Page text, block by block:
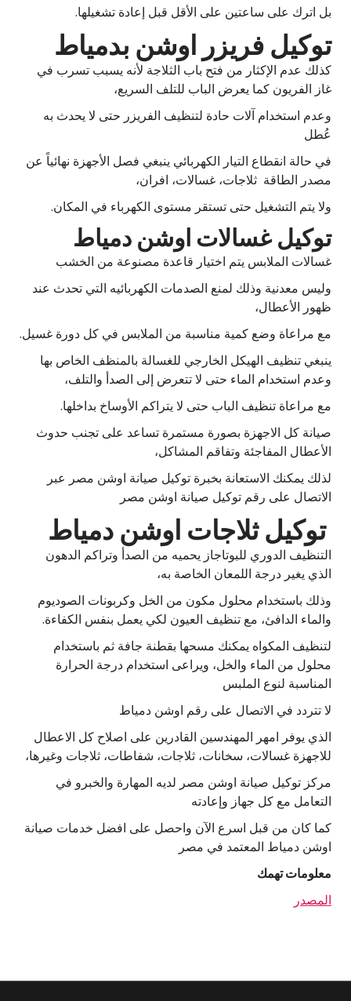
بل اترك على ساعتين على الأقل قبل إعادة تشغيلها.
توكيل فريزر اوشن بدمياط
كذلك عدم الإكثار من فتح باب الثلاجة لأنه يسبب تسرب في
غاز الفريون كما يعرض الباب للتلف السريع،
وعدم استخدام آلات حادة لتنظيف الفريزر حتى لا يحدث به
عُطل
في حالة انقطاع التيار الكهربائي ينبغي فصل الأجهزة نهائياً عن
مصدر الطاقة ثلاجات، غسالات، افران،
ولا يتم التشغيل حتى تستقر مستوى الكهرباء في المكان.
توكيل غسالات اوشن دمياط
غسالات الملابس يتم اختيار قاعدة مصنوعة من الخشب
وليس معدنية وذلك لمنع الصدمات الكهربائيه التي تحدث عند
ظهور الأعطال،
مع مراعاة وضع كمية مناسبة من الملابس في كل دورة غسيل.
ينبغي تنظيف الهيكل الخارجي للغسالة بالمنظف الخاص بها
وعدم استخدام الماء حتى لا تتعرض إلى الصدأ والتلف،
مع مراعاة تنظيف الباب حتى لا يتراكم الأوساخ بداخلها.
صيانة كل الاجهزة بصورة مستمرة تساعد على تجنب حدوث
الأعطال المفاجئة وتفاقم المشاكل،
لذلك يمكنك الاستعانة بخبرة توكيل صيانة اوشن مصر عبر
الاتصال على رقم توكيل صيانة اوشن مصر
توكيل ثلاجات اوشن دمياط
التنظيف الدوري للبوتاجاز يحميه من الصدأ وتراكم الدهون
الذي يغير درجة اللمعان الخاصة به،
وذلك باستخدام محلول مكون من الخل وكربونات الصوديوم
والماء الدافئ، مع تنظيف العيون لكي يعمل بنفس الكفاءة.
لتنظيف المكواه يمكنك مسحها بقطنة جافة ثم باستخدام
محلول من الماء والخل، ويراعى استخدام درجة الحرارة
المناسبة لنوع الملبس
لا تتردد في الاتصال على رقم اوشن دمياط
الذي يوفر امهر المهندسين القادرين على اصلاح كل الاعطال
للاجهزة غسالات، سخانات، ثلاجات، شفاطات، ثلاجات وغيرها،
مركز توكيل صيانة اوشن مصر لديه المهارة والخبرو في
التعامل مع كل جهاز وإعادته
كما كان من قبل اسرع الآن واحصل على افضل خدمات صيانة
اوشن دمياط المعتمد في مصر
معلومات تهمك
المصدر